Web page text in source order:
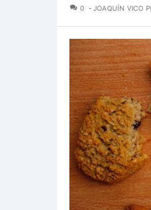
0 COMENTARIOS
JOAQUÍN VICO